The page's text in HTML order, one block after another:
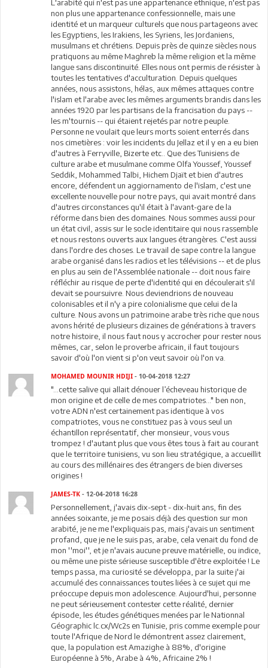
L'arabité qui n'est pas une appartenance ethnique, n'est pas
non plus une appartenance confessionnelle, mais une
identité et un marqueur culturels que nous partageons avec
les Egyptiens, les Irakiens, les Syriens, les Jordaniens,
musulmans et chrétiens. Depuis près de quinze siècles nous
pratiquons au même Maghreb la même religion et la même
langue sans discontinuité. Elles nous ont permis de résister à
toutes les tentatives d'acculturation. Depuis quelques
années, nous assistons, hélas, aux mêmes attaques contre
l'islam et l'arabe avec les mêmes arguments brandis dans les
années 1920 par les partisans de la francisation du pays --
les m'tournis -- qui étaient rejetés par notre peuple.
Personne ne voulait que leurs morts soient enterrés dans
nos cimetières : voir les incidents du Jellaz et il y en a eu bien
d'autres à Ferryville, Bizerte etc.. Que des Tunisiens de
culture arabe et musulmane comme Olfa Youssef, Youssef
Seddik, Mohammed Talbi, Hichem Djaït et bien d'autres
encore, défendent un aggiornamento de l'islam, c'est une
excellente nouvelle pour notre pays, qui avait montré dans
d'autres circonstances qu'il était à l'avant-gare de la
réforme dans bien des domaines. Nous sommes aussi pour
un état civil, assis sur le socle identitaire qui nous rassemble
et nous restons ouverts aux langues étrangères. C'est aussi
dans l'ordre des choses. Le travail de sape contre la langue
arabe organisé dans les radios et les télévisions -- et de plus
en plus au sein de l'Assemblée nationale -- doit nous faire
réfléchir au risque de perte d'identité qui en découlerait s'il
devait se poursuivre. Nous deviendrions de nouveau
colonisables et il n'y a pire colonialisme que celui de la
culture. Nous avons un patrimoine arabe très riche que nous
avons hérité de plusieurs dizaines de générations à travers
notre histoire, il nous faut nous y accrocher pour rester nous
mêmes, car, selon le proverbe africain, il faut toujours
savoir d'où l'on vient si p'on veut savoir où l'on va.
MOHAMED MOUNIR HDIJI - 10-04-2018 12:27
"...cette salive qui allait dénouer l’écheveau historique de
mon origine et de celle de mes compatriotes..." ben non,
votre ADN n'est certainement pas identique à vos
compatriotes, vous ne constituez pas à vous seul un
échantillon représentatif, cher monsieur, vous vous
trompez ! d'autant plus que vous êtes tous à fait au courant
que le territoire tunisiens, vu son lieu stratégique, a accueillit
au cours des millénaires des étrangers de bien diverses
origines !
JAMES-TK - 12-04-2018 16:28
Personnellement, j'avais dix-sept - dix-huit ans, fin des
années soixante, je me posais déjà des question sur mon
arabité, je ne me l'expliquais pas, mais j'avais un sentiment
profand, que je ne le suis pas, arabe, cela venait du fond de
mon ''moi'', et je n'avais aucune preuve matérielle, ou indice,
ou même une piste sérieuse susceptible d'être exploitée ! Le
temps passa, ma curiosité se développa, par la suite j'ai
accumulé des connaissances toutes liées à ce sujet qui me
préoccupe depuis mon adolescence. Aujourd'hui, personne
ne peut sérieusement contester cette réalité, dernier
épisode, les études génétiques menées par le Nationnal
Géographic lc.cx/Wc2s en Tunisie, pris comme exemple pour
toute l'Afrique de Nord le démontrent assez clairement,
que, la population est Amazighe à 88%, d'origine
Européenne à 5%, Arabe à 4%, Africaine 2% !